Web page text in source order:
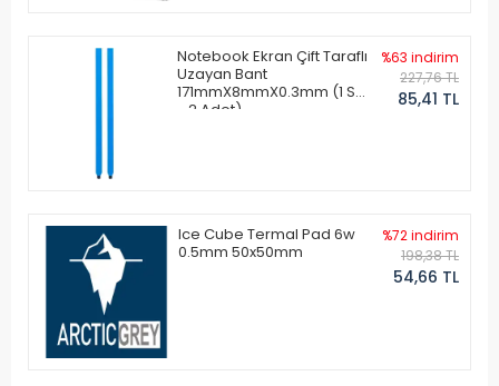
Notebook Ekran Çift Taraflı
Uzayan Bant
171mmX8mmX0.3mm (1 Set
- 2 Adet)
%63 indirim
227,76 TL
85,41 TL
Ice Cube Termal Pad 6w
0.5mm 50x50mm
%72 indirim
198,38 TL
54,66 TL